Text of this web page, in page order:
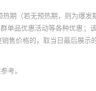
期（若无预热期，则为爆发
单品优惠活动等各种优惠；
售价格的，取当日最后展示
考。